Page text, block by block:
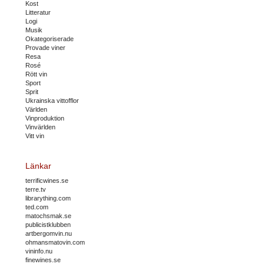
Kost
Litteratur
Logi
Musik
Okategoriserade
Provade viner
Resa
Rosé
Rött vin
Sport
Sprit
Ukrainska vittofflor
Världen
Vinproduktion
Vinvärlden
Vitt vin
Länkar
terrificwines.se
terre.tv
librarything.com
ted.com
matochsmak.se
publicistklubben
artbergomvin.nu
ohmansmatovin.com
vininfo.nu
finewines.se